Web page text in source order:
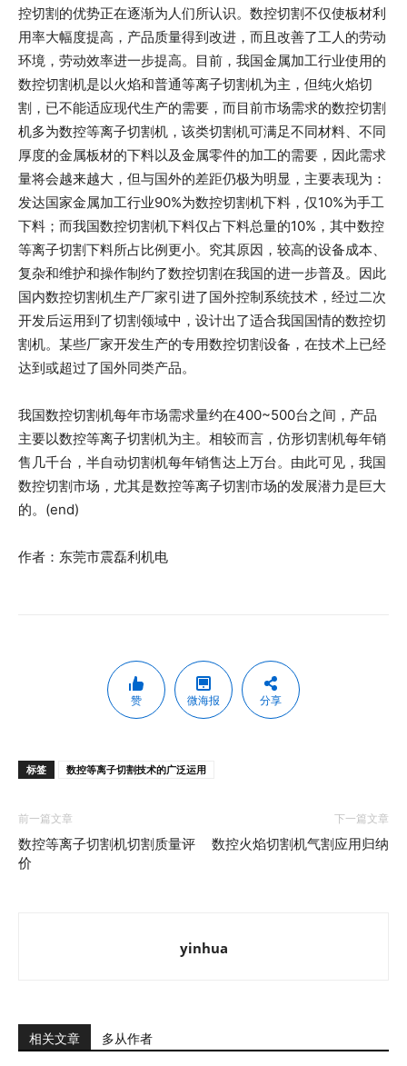
控切割的优势正在逐渐为人们所认识。数控切割不仅使板材利
用率大幅度提高，产品质量得到改进，而且改善了工人的劳动
环境，劳动效率进一步提高。目前，我国金属加工行业使用的
数控切割机是以火焰和普通等离子切割机为主，但纯火焰切
割，已不能适应现代生产的需要，而目前市场需求的数控切割
机多为数控等离子切割机，该类切割机可满足不同材料、不同
厚度的金属板材的下料以及金属零件的加工的需要，因此需求
量将会越来越大，但与国外的差距仍极为明显，主要表现为：
发达国家金属加工行业90%为数控切割机下料，仅10%为手工
下料；而我国数控切割机下料仅占下料总量的10%，其中数控
等离子切割下料所占比例更小。究其原因，较高的设备成本、
复杂和维护和操作制约了数控切割在我国的进一步普及。因此
国内数控切割机生产厂家引进了国外控制系统技术，经过二次
开发后运用到了切割领域中，设计出了适合我国国情的数控切
割机。某些厂家开发生产的专用数控切割设备，在技术上已经
达到或超过了国外同类产品。
我国数控切割机每年市场需求量约在400~500台之间，产品
主要以数控等离子切割机为主。相较而言，仿形切割机每年销
售几千台，半自动切割机每年销售达上万台。由此可见，我国
数控切割市场，尤其是数控等离子切割市场的发展潜力是巨大
的。(end)
作者：东莞市震磊利机电
赞 微海报 分享
标签 数控等离子切割技术的广泛运用
前一篇文章
数控等离子切割机切割质量评
价
下一篇文章
数控火焰切割机气割应用归纳
yinhua
相关文章 多从作者